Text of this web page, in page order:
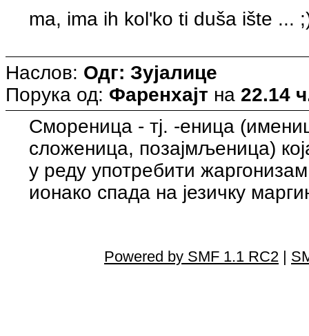
ma, ima ih kol'ko ti duša ište ...
Наслов: Одг: Зујалице
Порука од: Фаренхајт на 22.14
Смореница - тј. -еница
сложеница, позајмљеница)
у реду употребити
ионако спада на језичку
Powered by SMF 1.1 RC2 |